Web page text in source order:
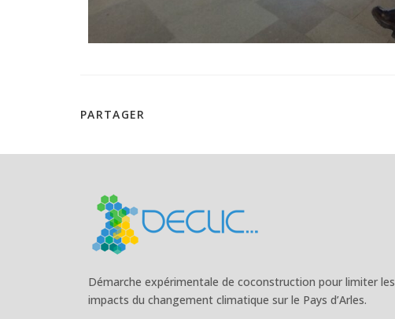
PARTAGER
Démarche expérimentale de coconstruction pour limiter les
impacts du changement climatique sur le Pays d’Arles.